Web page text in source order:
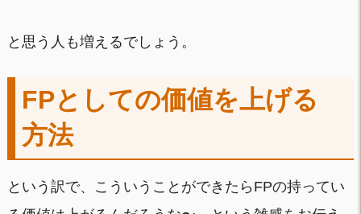
と思う人も増えるでしょう。
FPとしての価値を上げる
方法
という訳で、こういうことができたらFPの持ってい